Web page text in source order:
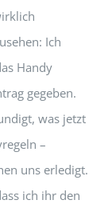
Ich
Handy
gegeben.
was jetzt
–
uns erledigt.
ich ihr den